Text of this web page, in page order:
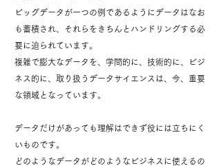
ビッグデータが一つの例であるようにデータはなお
も蓄積され、
それらをきちんとハンドリングする必
要に迫られています。
複雑で膨大なデータを、学問的に、技術的に、ビジ
ネス的に、取り扱う データサイエンスは、今、重要
な領域となっています。
データだけがあっても理解はできず役には立ちにく
いものです。
どのようなデータがどのようなビジネスに使えるの